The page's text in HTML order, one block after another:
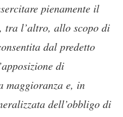
pienamente il
tra l’altro, allo scopo di
dal predetto
di
maggioranza e, in
dell’obbligo di